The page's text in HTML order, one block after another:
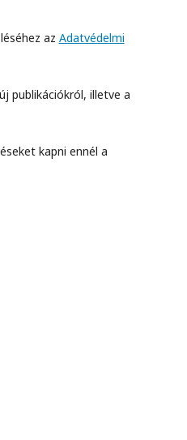
az Adatvédelmi